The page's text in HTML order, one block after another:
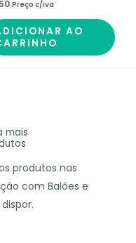
Preço c/iva
AO
mais
produtos nas
com Balões e